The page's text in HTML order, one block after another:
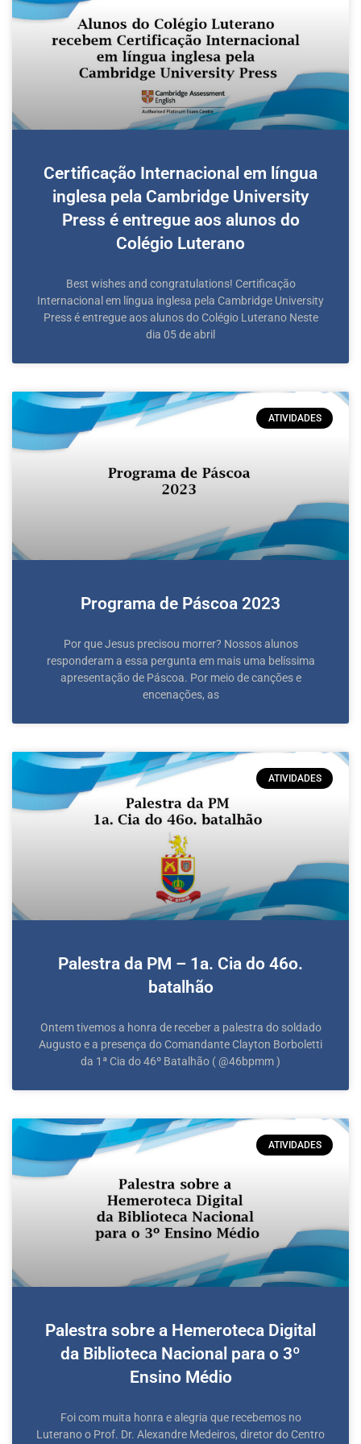
Certificação Internacional em língua
inglesa pela Cambridge University
Press é entregue aos alunos do
Colégio Luterano
Best wishes and congratulations! Certificação
Internacional em língua inglesa pela Cambridge University
Press é entregue aos alunos do Colégio Luterano Neste
dia 05 de abril
ATIVIDADES
Programa de Páscoa 2023
Por que Jesus precisou morrer? Nossos alunos
responderam a essa pergunta em mais uma belíssima
apresentação de Páscoa. Por meio de canções e
encenações, as
ATIVIDADES
Palestra da PM – 1a. Cia do 46o.
batalhão
Ontem tivemos a honra de receber a palestra do soldado
Augusto e a presença do Comandante Clayton Borboletti
da 1ª Cia do 46º Batalhão ( @46bpmm )
ATIVIDADES
Palestra sobre a Hemeroteca Digital
da Biblioteca Nacional para o 3º
Ensino Médio
Foi com muita honra e alegria que recebemos no
Luterano o Prof. Dr. Alexandre Medeiros, diretor do Centro